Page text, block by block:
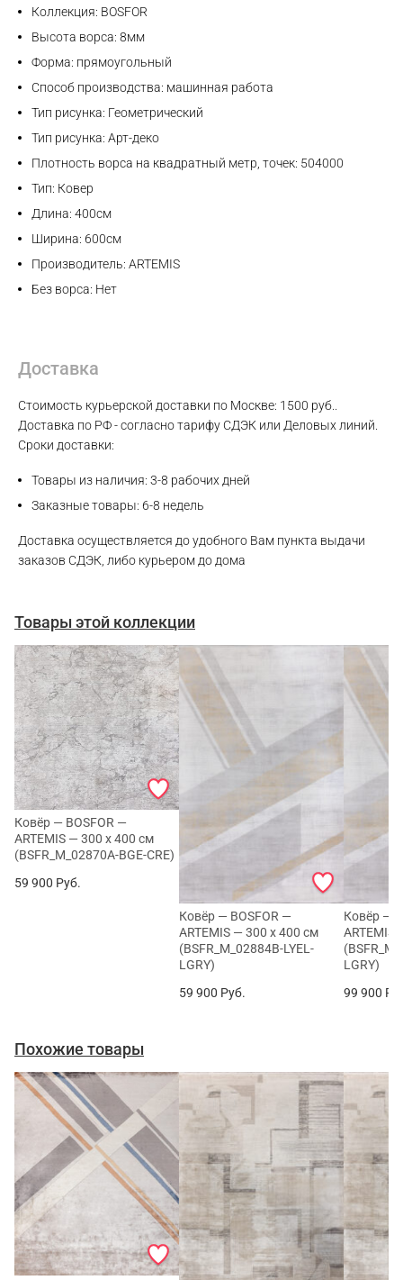
Коллекция: BOSFOR
Высота ворса: 8мм
Форма: прямоугольный
Способ производства: машинная работа
Тип рисунка: Геометрический
Тип рисунка: Арт-деко
Плотность ворса на квадратный метр, точек: 504000
Тип: Ковер
Длина: 400см
Ширина: 600см
Производитель: ARTEMIS
Без ворса: Нет
Доставка
Стоимость курьерской доставки по Москве: 1500 руб..
Доставка по РФ - согласно тарифу СДЭК или Деловых линий.
Сроки доставки:
Товары из наличия: 3-8 рабочих дней
Заказные товары: 6-8 недель
Доставка осуществляется до удобного Вам пункта выдачи
заказов СДЭК, либо курьером до дома
Товары этой коллекции
Ковёр — BOSFOR —
ARTEMIS — 300 x 400 см
(BSFR_M_02870A-BGE-CRE)
59 900 Руб.
Ковёр — BOSFOR —
ARTEMIS — 300 x 400 см
(BSFR_M_02884B-LYEL-
LGRY)
59 900 Руб.
Ковёр —
ARTEMIS
LGRY)
99 900
Похожие товары